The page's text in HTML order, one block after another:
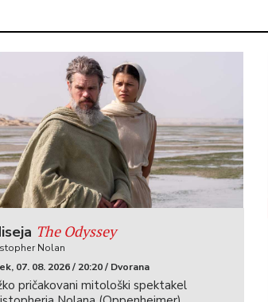
The Odyssey
Nolan
07. 08. 2026 / 20:20 / Dvorana
pričakovani mitološki spektakel